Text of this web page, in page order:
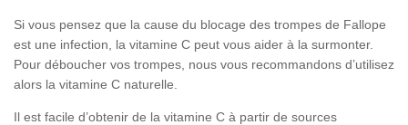
Si vous pensez que la cause du blocage des trompes de Fallope
est une infection, la vitamine C peut vous aider à la surmonter.
Pour déboucher vos trompes, nous vous recommandons d’utilisez
alors la vitamine C naturelle.
Il est facile d’obtenir de la vitamine C à partir de sources